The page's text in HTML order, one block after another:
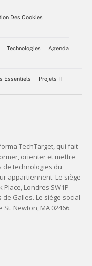
Des Cookies
Technologies
Agenda
Essentiels Projets IT